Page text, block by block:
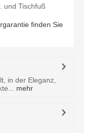
und Tischfuß
finden Sie
in der Eleganz,
mehr